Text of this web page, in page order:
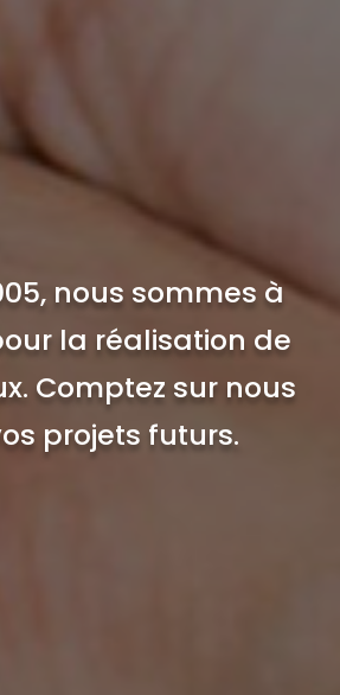
nous sommes à
la réalisation de
Comptez sur nous
projets futurs.